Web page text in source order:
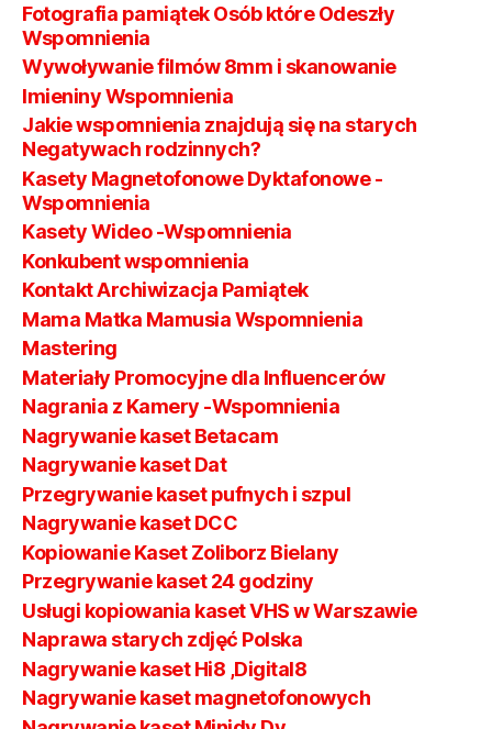
Fotografia pamiątek Osób które Odeszły
Wspomnienia
Wywoływanie filmów 8mm i skanowanie
Imieniny Wspomnienia
Jakie wspomnienia znajdują się na starych
Negatywach rodzinnych?
Kasety Magnetofonowe Dyktafonowe -
Wspomnienia
Kasety Wideo -Wspomnienia
Konkubent wspomnienia
Kontakt Archiwizacja Pamiątek
Mama Matka Mamusia Wspomnienia
Mastering
Materiały Promocyjne dla Influencerów
Nagrania z Kamery -Wspomnienia
Nagrywanie kaset Betacam
Nagrywanie kaset Dat
Przegrywanie kaset pufnych i szpul
Nagrywanie kaset DCC
Kopiowanie Kaset Zoliborz Bielany
Przegrywanie kaset 24 godziny
Usługi kopiowania kaset VHS w Warszawie
Naprawa starych zdjęć Polska
Nagrywanie kaset Hi8 ,Digital8
Nagrywanie kaset magnetofonowych